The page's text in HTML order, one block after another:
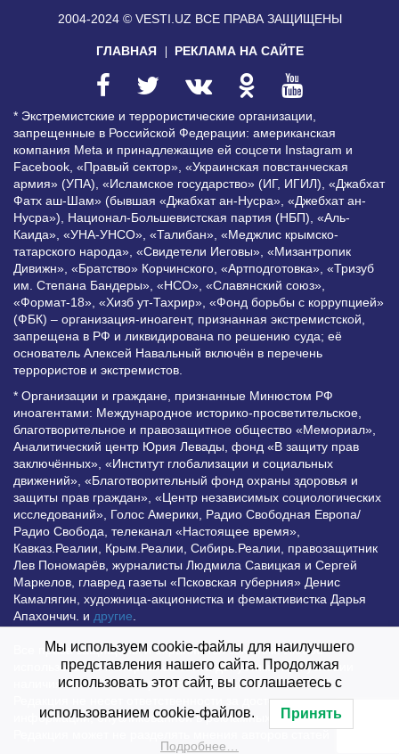
2004-2024 © VESTI.UZ ВСЕ ПРАВА ЗАЩИЩЕНЫ
ГЛАВНАЯ РЕКЛАМА НА САЙТЕ
* Экстремистские и террористические организации,
запрещенные в Российской Федерации: американская
компания Meta и принадлежащие ей соцсети Instagram и
Facebook, «Правый сектор», «Украинская повстанческая
армия» (УПА), «Исламское государство» (ИГ, ИГИЛ), «Джабхат
Фатх аш-Шам» (бывшая «Джабхат ан-Нусра», «Джебхат ан-
Нусра»), Национал-Большевистская партия (НБП), «Аль-
Каида», «УНА-УНСО», «Талибан», «Меджлис крымско-
татарского народа», «Свидетели Иеговы», «Мизантропик
Дивижн», «Братство» Корчинского, «Артподготовка», «Тризуб
им. Степана Бандеры», «НСО», «Славянский союз»,
«Формат-18», «Хизб ут-Тахрир», «Фонд борьбы с коррупцией»
(ФБК) – организация-иноагент, признанная экстремистской,
запрещена в РФ и ликвидирована по решению суда; её
основатель Алексей Навальный включён в перечень
террористов и экстремистов.
* Организации и граждане, признанные Минюстом РФ
иноагентами: Международное историко-просветительское,
благотворительное и правозащитное общество «Мемориал»,
Аналитический центр Юрия Левады, фонд «В защиту прав
заключённых», «Институт глобализации и социальных
движений», «Благотворительный фонд охраны здоровья и
защиты прав граждан», «Центр независимых социологических
исследований», Голос Америки, Радио Свободная Европа/
Радио Свобода, телеканал «Настоящее время»,
Кавказ.Реалии, Крым.Реалии, Сибирь.Реалии, правозащитник
Лев Пономарёв, журналисты Людмила Савицкая и Сергей
Маркелов, главред газеты «Псковская губерния» Денис
Камалягин, художница-акционистка и фемактивистка Дарья
Апахончич. и другие
Все права защищены и охраняются законом. Любое
использование материалов сайта допустимо при условии
наличия активной гиперссылки на Vesti.UZ.
Редакция не несет ответственности за достоверность
информации, опубликованной в рекламных объявлениях.
Редакция может не разделять мнения авторов статей
Мы используем cookie-файлы для наилучшего
представления нашего сайта. Продолжая
использовать этот сайт, вы соглашаетесь с
использованием cookie-файлов. Принять
Подробнее…